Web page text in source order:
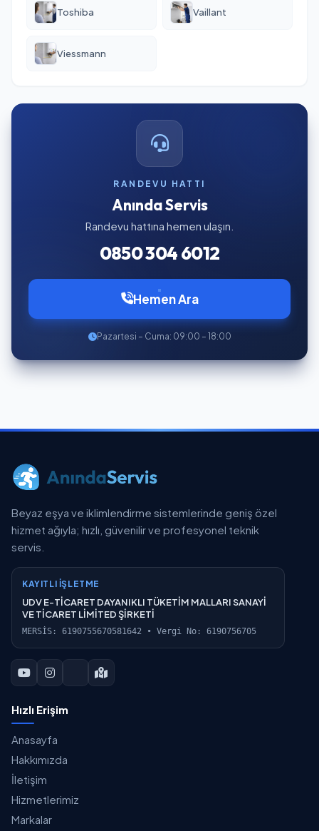
Toshiba Vaillant
Viessmann
RANDEVU HATTI
Anında Servis
Randevu hattına hemen ulaşın.
0850 304 6012
Hemen Ara
Pazartesi – Cuma: 09:00 – 18:00
Beyaz eşya ve iklimlendirme sistemlerinde geniş özel
hizmet ağıyla; hızlı, güvenilir ve profesyonel teknik
servis.
KAYITLI İŞLETME
UDV E-TİCARET DAYANIKLI TÜKETİM MALLARI SANAYİ
VE TİCARET LİMİTED ŞİRKETİ
MERSİS: 6190755670581642 • Vergi No: 6190756705
Hızlı Erişim
Anasayfa
Hakkımızda
İletişim
Hizmetlerimiz
Markalar